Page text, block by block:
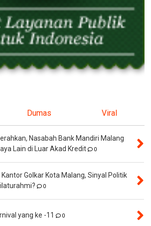
Dumas Viral
Nasabah Bank Mandiri Malang
Lain di Luar Akad Kredit
0
Golkar Kota Malang, Sinyal Politik
0
yang ke -11 0